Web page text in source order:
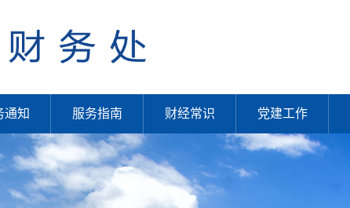
通知 服务指南 财经常识 党建工作